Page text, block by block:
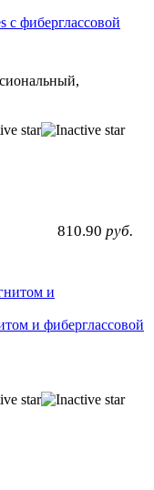
с фиберглассовой
810.90 руб.
и фиберглассовой